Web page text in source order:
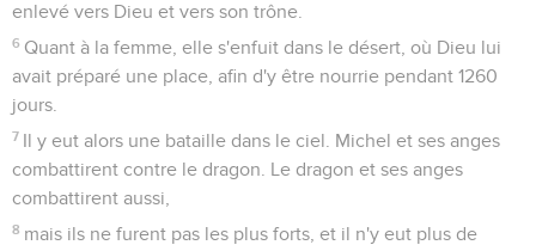
enlevé vers Dieu et vers son trône.
6 Quant à la femme, elle s'enfuit dans le désert, où Dieu lui
avait préparé une place, afin d'y être nourrie pendant 1260
jours.
7 Il y eut alors une bataille dans le ciel. Michel et ses anges
combattirent contre le dragon. Le dragon et ses anges
combattirent aussi,
8 mais ils ne furent pas les plus forts, et il n'y eut plus de